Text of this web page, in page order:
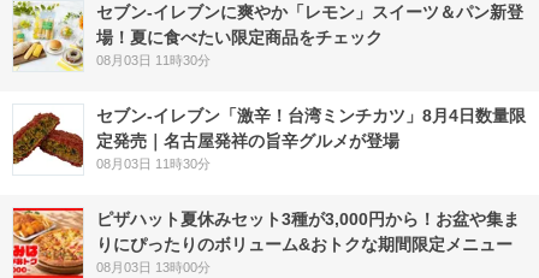
セブン‐イレブンに爽やか「レモン」スイーツ＆パン新登
場！夏に食べたい限定商品をチェック
08月03日 11時30分
セブン-イレブン「激辛！台湾ミンチカツ」8月4日数量限
定発売｜名古屋発祥の旨辛グルメが登場
08月03日 11時30分
ピザハット夏休みセット3種が3,000円から！お盆や集ま
りにぴったりのボリューム&おトクな期間限定メニュー
08月03日 13時00分